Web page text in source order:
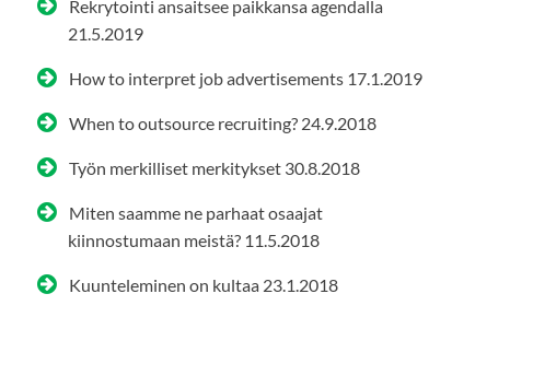
Rekrytointi ansaitsee paikkansa agendalla
21.5.2019
How to interpret job advertisements 17.1.2019
When to outsource recruiting? 24.9.2018
Työn merkilliset merkitykset 30.8.2018
Miten saamme ne parhaat osaajat
kiinnostumaan meistä? 11.5.2018
Kuunteleminen on kultaa 23.1.2018